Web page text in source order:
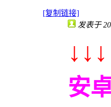
[复制链接]
发表于
安